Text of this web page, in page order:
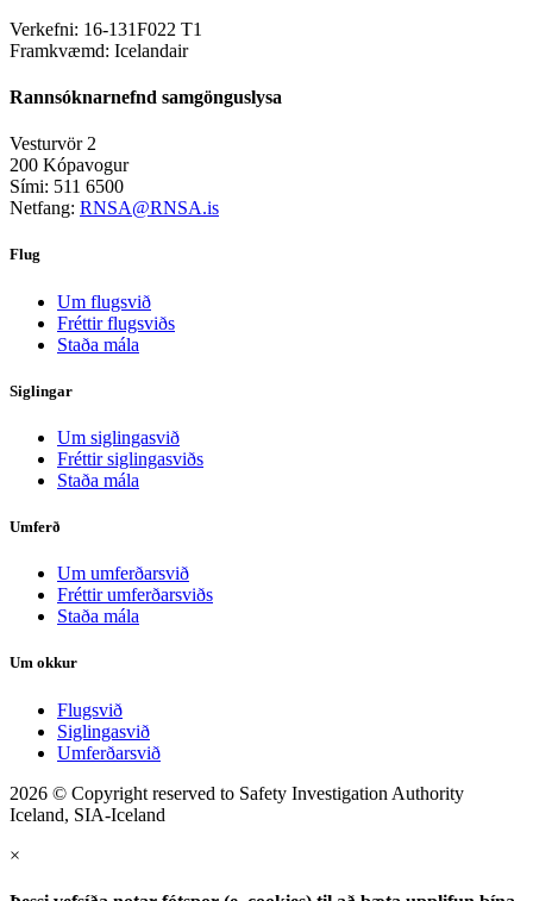
Verkefni: 16-131F022 T1
Framkvæmd: Icelandair
Rannsóknarnefnd samgönguslysa
Vesturvör 2
200 Kópavogur
Sími: 511 6500
Netfang: RNSA@RNSA.is
Flug
Um flugsvið
Fréttir flugsviðs
Staða mála
Siglingar
Um siglingasvið
Fréttir siglingasviðs
Staða mála
Umferð
Um umferðarsvið
Fréttir umferðarsviðs
Staða mála
Um okkur
Flugsvið
Siglingasvið
Umferðarsvið
2026 © Copyright reserved to Safety Investigation Authority
Iceland, SIA-Iceland
×